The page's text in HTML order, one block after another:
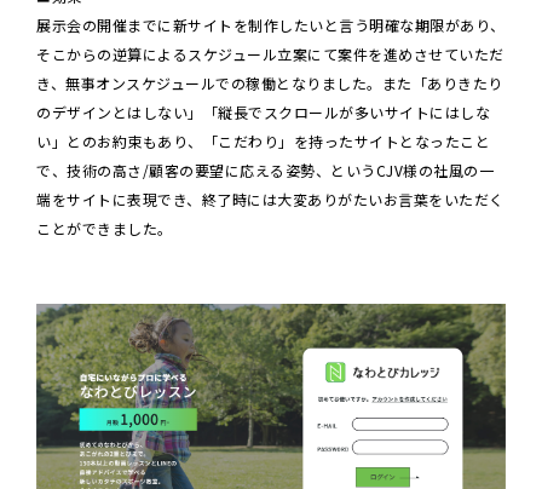
展示会の開催までに新サイトを制作したいと言う明確な期限があり、
そこからの逆算によるスケジュール立案にて案件を進めさせていただ
き、無事オンスケジュールでの稼働となりました。また「ありきたり
のデザインとはしない」「縦長でスクロールが多いサイトにはしな
い」とのお約束もあり、「こだわり」を持ったサイトとなったこと
で、技術の高さ/顧客の要望に応える姿勢、というCJV様の社風の一
端をサイトに表現でき、終了時には大変ありがたいお言葉をいただく
ことができました。